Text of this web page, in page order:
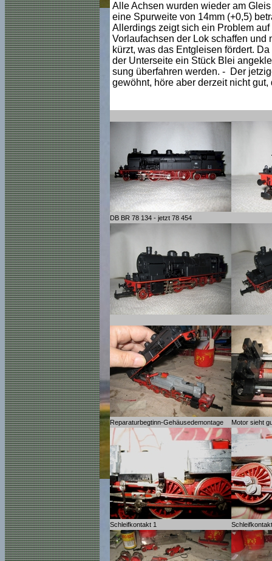
Alle Achsen wurden wieder am
eine Spurweite von 14mm (+0,5)
Allerdings zeigt sich ein Problem
Vorlaufachsen der Lok schaffen
kürzt, was das Entgleisen fördert.
der Unterseite ein Stück Blei
sung überfahren werden. - Der
gewöhnt, höre aber derzeit nicht
DB BR 78 134 - jetzt 78 454
Reparaturbegtinn-Gehäusedemontage Motor sieht
Schleifkontakt 1